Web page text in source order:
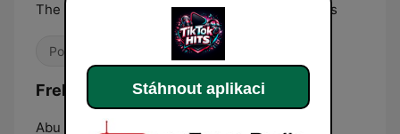
The most played, replayed and TikTok-born hits
Pop / Top 40 Hip-hop
Frekvence TikTok Hits:
Abu Dhabi:
Stáhnout aplikaci